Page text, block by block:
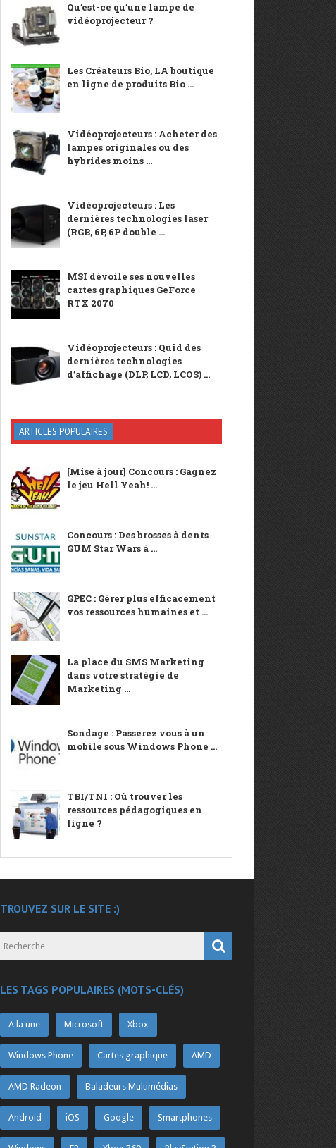
Qu’est-ce qu’une lampe de
vidéoprojecteur ?
Les Créateurs Bio, LA boutique
en ligne de produits Bio ...
Vidéoprojecteurs : Acheter des
lampes originales ou des
hybrides moins ...
Vidéoprojecteurs : Les
dernières technologies laser
(RGB, 6P, 6P double ...
MSI dévoile ses nouvelles
cartes graphiques GeForce
RTX 2070
Vidéoprojecteurs : Quid des
dernières technologies
d’affichage (DLP, LCD, LCOS) ...
ARTICLES POPULAIRES
[Mise à jour] Concours : Gagnez
le jeu Hell Yeah! ...
Concours : Des brosses à dents
GUM Star Wars à ...
GPEC : Gérer plus efficacement
vos ressources humaines et ...
La place du SMS Marketing
dans votre stratégie de
Marketing ...
Sondage : Passerez vous à un
mobile sous Windows Phone ...
TBI/TNI : Où trouver les
ressources pédagogiques en
ligne ?
TROUVEZ SUR LE SITE :)
LES TAGS POPULAIRES (MOTS-CLÉS)
A la une Microsoft Xbox
Windows Phone Cartes graphique AMD
AMD Radeon Baladeurs Multimédias
Android iOS Google Smartphones